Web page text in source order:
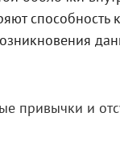
способность
привычки и